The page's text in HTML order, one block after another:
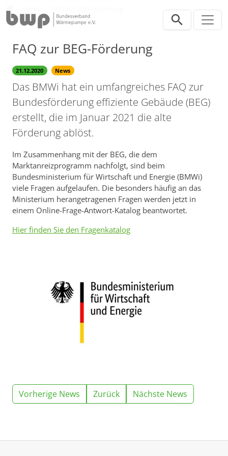
FAQ zur BEG-Förderung
21.12.2020 News
Das BMWi hat ein umfangreiches FAQ zur
Bundesförderung effiziente Gebäude (BEG)
erstellt, die im Januar 2021 die alte
Förderung ablöst.
Im Zusammenhang mit der BEG, die dem
Marktanreizprogramm nachfolgt, sind beim
Bundesministerium für Wirtschaft und Energie (BMWi)
viele Fragen aufgelaufen. Die besonders häufig an das
Ministerium herangetragenen Fragen werden jetzt in
einem Online-Frage-Antwort-Katalog beantwortet.
Hier finden Sie den Fragenkatalog
Vorherige News Zurück Nächste News